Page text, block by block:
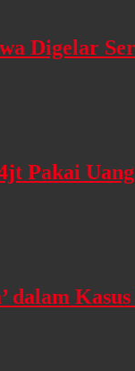
Digelar
Pakai